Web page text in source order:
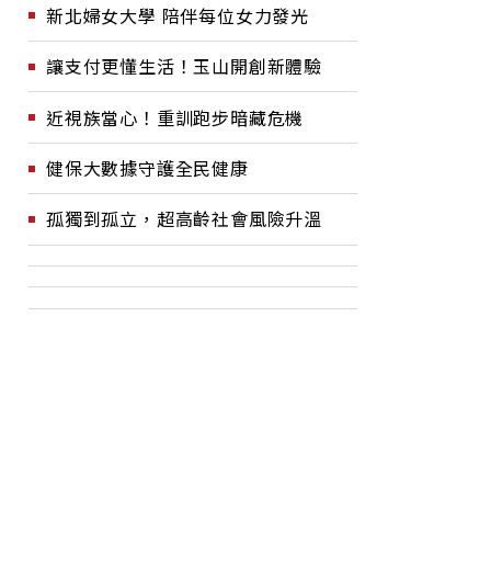
新北婦女大學 陪伴每位女力發光
讓支付更懂生活！玉山開創新體驗
近視族當心！重訓跑步暗藏危機
健保大數據守護全民健康
孤獨到孤立，超高齡社會風險升溫